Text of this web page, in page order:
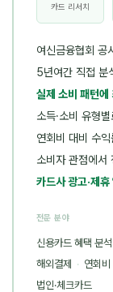
카드 리서치
여신금융협회 공
5년여간 직접 분
실제 소비 패턴에
소득·소비 유형
연회비 대비 수
소비자 관점에서
카드사 광고·제
전문 분야
신용카드 혜택 분석
해외결제 · 연회
법인·체크카드